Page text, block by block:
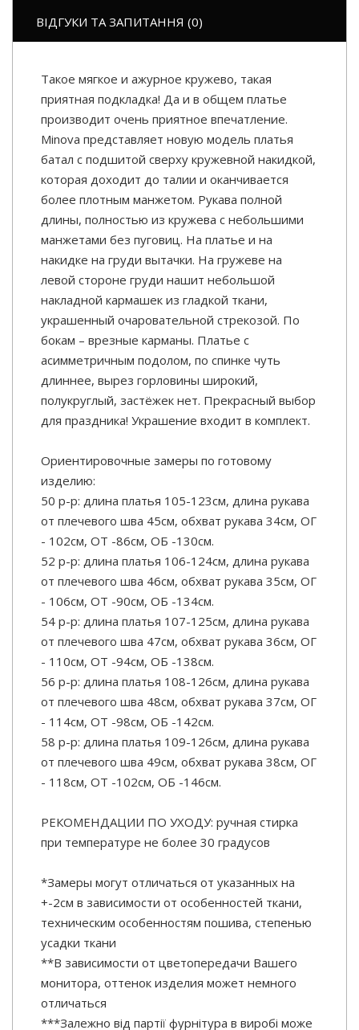
ВІДГУКИ ТА ЗАПИТАННЯ (0)
Такое мягкое и ажурное кружево, такая
приятная подкладка! Да и в общем платье
производит очень приятное впечатление.
Minova представляет новую модель платья
батал с подшитой сверху кружевной накидкой,
которая доходит до талии и оканчивается
более плотным манжетом. Рукава полной
длины, полностью из кружева с небольшими
манжетами без пуговиц. На платье и на
накидке на груди вытачки. На гружеве на
левой стороне груди нашит небольшой
накладной кармашек из гладкой ткани,
украшенный очаровательной стрекозой. По
бокам – врезные карманы. Платье с
асимметричным подолом, по спинке чуть
длиннее, вырез горловины широкий,
полукруглый, застёжек нет. Прекрасный выбор
для праздника! Украшение входит в комплект.
Ориентировочные замеры по готовому
изделию:
50 р-р: длина платья 105-123см, длина рукава
от плечевого шва 45см, обхват рукава 34см, ОГ
- 102см, ОТ -86см, ОБ -130см.
52 р-р: длина платья 106-124см, длина рукава
от плечевого шва 46см, обхват рукава 35см, ОГ
- 106см, ОТ -90см, ОБ -134см.
54 р-р: длина платья 107-125см, длина рукава
от плечевого шва 47см, обхват рукава 36см, ОГ
- 110см, ОТ -94см, ОБ -138см.
56 р-р: длина платья 108-126см, длина рукава
от плечевого шва 48см, обхват рукава 37см, ОГ
- 114см, ОТ -98см, ОБ -142см.
58 р-р: длина платья 109-126см, длина рукава
от плечевого шва 49см, обхват рукава 38см, ОГ
- 118см, ОТ -102см, ОБ -146см.
РЕКОМЕНДАЦИИ ПО УХОДУ: ручная стирка
при температуре не более 30 градусов
*Замеры могут отличаться от указанных на
+-2см в зависимости от особенностей ткани,
техническим особенностям пошива, степенью
усадки ткани
**В зависимости от цветопередачи Вашего
монитора, оттенок изделия может немного
отличаться
***Залежно від партії фурнітура в виробі може